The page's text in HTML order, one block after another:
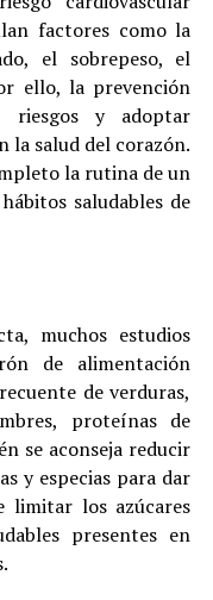
factores como la
el sobrepeso, el
ello, la prevención
riesgos y adoptar
la salud del corazón.
la rutina de un
saludables de
muchos estudios
de alimentación
de verduras,
proteínas de
se aconseja reducir
y especias para dar
limitar los azúcares
presentes en